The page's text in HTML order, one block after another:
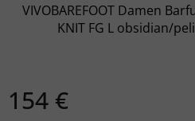
VIVOBAREFOOT Damen
KNIT FG L obsidian/
154 €